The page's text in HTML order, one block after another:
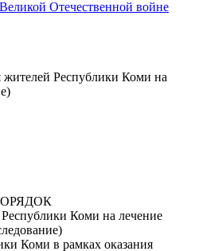
жителей Республики Коми на
Коми на лечение
Коми в рамках оказания